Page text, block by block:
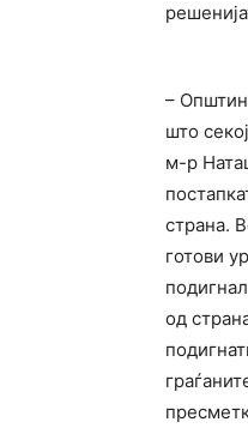
–
што
м-р
страна.
готови
од